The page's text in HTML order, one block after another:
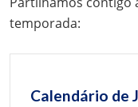
temporada:
Calendário de